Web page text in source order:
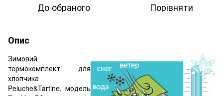
До обраного Порівняти
Опис
Зимовий
термокомплект для
хлопчика
Peluche&Tartine, модель